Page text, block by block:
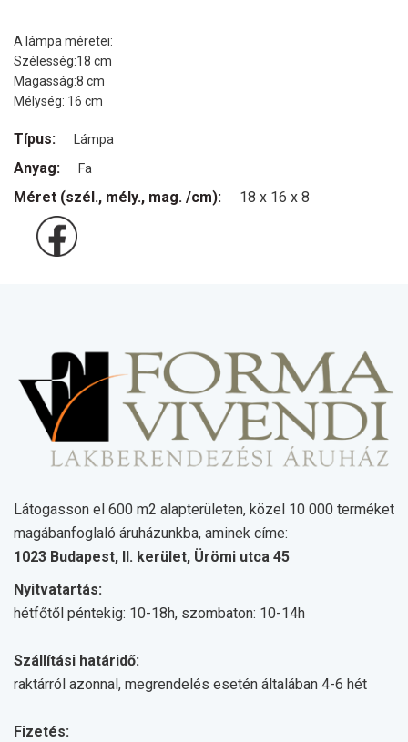
A lámpa méretei:
Szélesség:18 cm
Magasság:8 cm
Mélység: 16 cm
Típus: Lámpa
Anyag: Fa
Méret (szél., mély., mag. /cm): 18 x 16 x 8
Látogasson el 600 m2 alapterületen, közel 10 000 terméket
magábanfoglaló áruházunkba, aminek címe:
1023 Budapest, II. kerület, Ürömi utca 45
Nyitvatartás:
hétfőtől péntekig: 10-18h, szombaton: 10-14h
Szállítási határidő:
raktárról azonnal, megrendelés esetén általában 4-6 hét
Fizetés: